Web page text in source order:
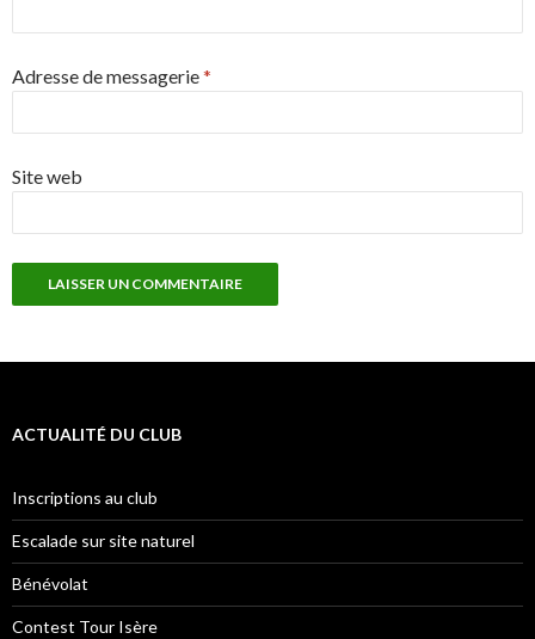
Adresse de messagerie*
Site web
ACTUALITÉ DU CLUB
Inscriptions au club
Escalade sur site naturel
Bénévolat
Contest Tour Isère